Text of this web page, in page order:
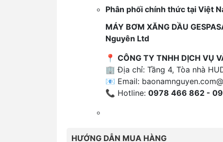
Phân phối chính thức tại Việt
MÁY BƠM XĂNG DẦU
Nguyên Ltd
📍 CÔNG TY TNHH DỊCH VỤ
🏢 Địa chỉ: Tầng 4, Tòa nhà
📧 Email:
📞 Hotline: 0978 466 862 -
HƯỚNG DẪN MUA HÀNG